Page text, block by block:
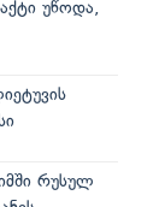
უწოდა,
რუსულ